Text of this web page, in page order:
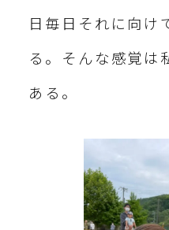
日毎日それに向け
る。そんな感覚は
ある。